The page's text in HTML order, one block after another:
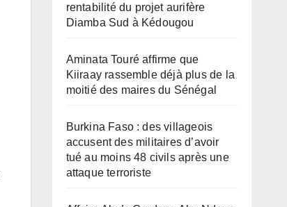
rentabilité du projet aurifère
Diamba Sud à Kédougou
Aminata Touré affirme que
Kiiraay rassemble déjà plus de la
moitié des maires du Sénégal
Burkina Faso : des villageois
accusent des militaires d’avoir
tué au moins 48 civils après une
attaque terroriste